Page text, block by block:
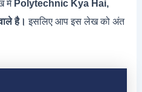
में Polytechnic Kya Hai,
है। इसलिए आप इस लेख को अंत